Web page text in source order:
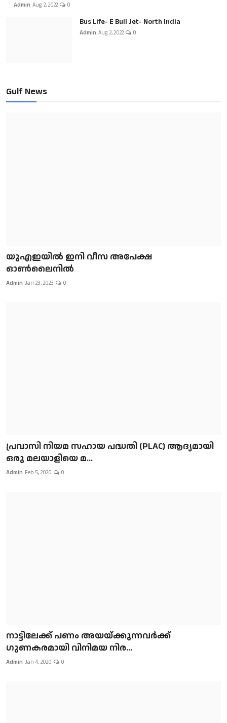
Admin Aug 2, 2022 0
Bus Life- E Bull Jet- North India
Admin Aug 2, 2022 0
Gulf News
യുഎഇയിൽ ഇനി വീസ അപേക്ഷ
ഓൺലൈനിൽ
Admin Jan 23, 2023 0
പ്രവാസി നിയമ സഹായ പദ്ധതി (PLAC) ആദ്യമായി
ഒരു മലയാളിയെ മ...
Admin Feb 5, 2020 0
നാട്ടിലേക്ക് പണം അയയ്ക്കുന്നവർക്ക്
ഗുണകരമായി വിനിമയ നിര...
Admin Jan 4, 2020 0